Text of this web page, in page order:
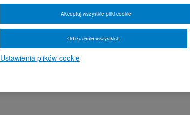
Ustawienia plików cookie
Odrzucenie wszystkich
Akceptuj wszystkie pliki cookie